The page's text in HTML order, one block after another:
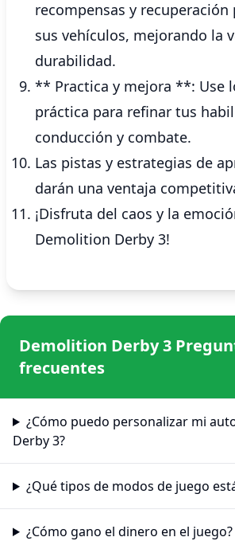
recompensas y recuperación
sus vehículos, mejorando la
durabilidad.
** Practica y mejora **: Use
práctica para refinar tus
conducción y combate.
Las pistas y estrategias de
darán una ventaja
¡Disfruta del caos y la
Demolition Derby 3!
Demolition Derby 3
frecuentes
¿Cómo puedo personalizar mi
Derby 3?
¿Qué tipos de modos de juego
¿Cómo gano el dinero en el juego?